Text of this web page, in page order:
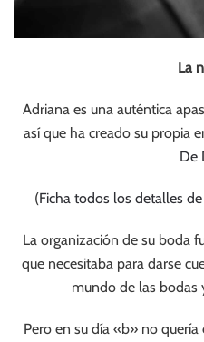
La
Adriana es una auténtica
así que ha creado su propia
De
(Ficha todos los detalles
La organización de su boda
que necesitaba para darse
mundo de las bodas
Pero en su día «b» no